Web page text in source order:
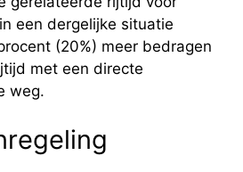
een dergelijke situatie
(20%) meer bedragen
met een directe
weg.